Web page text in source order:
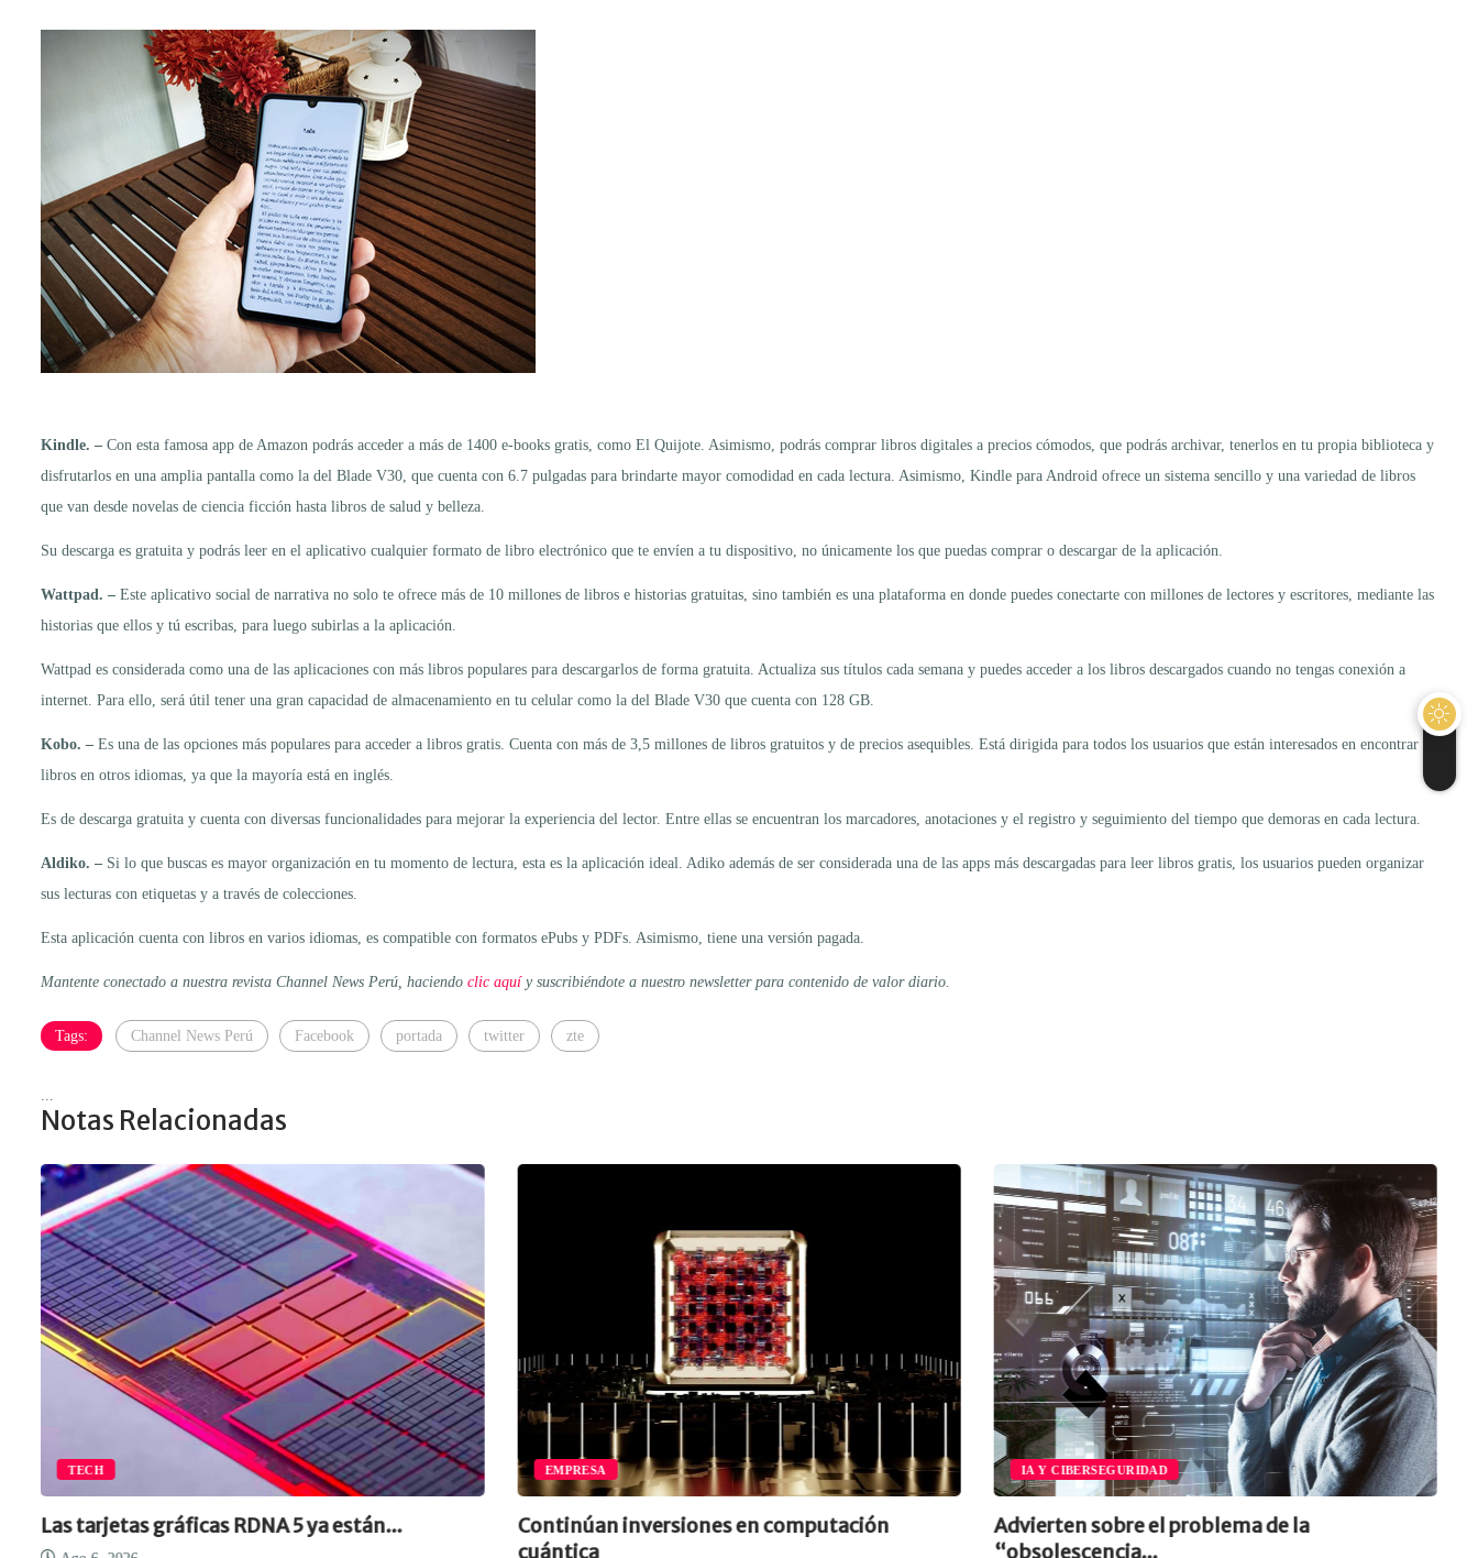
Kindle. – Con esta famosa app de Amazon podrás acceder a más de 1400 e-books gratis, como El Quijote. Asimismo, podrás comprar libros digitales a precios cómodos, que podrás archivar, tenerlos en tu propia biblioteca y
disfrutarlos en una amplia pantalla como la del Blade V30, que cuenta con 6.7 pulgadas para brindarte mayor comodidad en cada lectura. Asimismo, Kindle para Android ofrece un sistema sencillo y una variedad de libros
que van desde novelas de ciencia ficción hasta libros de salud y belleza.
Su descarga es gratuita y podrás leer en el aplicativo cualquier formato de libro electrónico que te envíen a tu dispositivo, no únicamente los que puedas comprar o descargar de la aplicación.
Wattpad . – Este aplicativo social de narrativa no solo te ofrece más de 10 millones de libros e historias gratuitas, sino también es una plataforma en donde puedes conectarte con millones de lectores y escritores, mediante las
historias que ellos y tú escribas, para luego subirlas a la aplicación.
Wattpad es considerada como una de las aplicaciones con más libros populares para descargarlos de forma gratuita. Actualiza sus títulos cada semana y puedes acceder a los libros descargados cuando no tengas conexión a
internet. Para ello, será útil tener una gran capacidad de almacenamiento en tu celular como la del Blade V30 que cuenta con 128 GB.
Kobo. – Es una de las opciones más populares para acceder a libros gratis. Cuenta con más de 3,5 millones de libros gratuitos y de precios asequibles. Está dirigida para todos los usuarios que están interesados en encontrar
libros en otros idiomas, ya que la mayoría está en inglés.
Es de descarga gratuita y cuenta con diversas funcionalidades para mejorar la experiencia del lector. Entre ellas se encuentran los marcadores, anotaciones y el registro y seguimiento del tiempo que demoras en cada lectura.
Aldiko. – Si lo que buscas es mayor organización en tu momento de lectura, esta es la aplicación ideal. Adiko además de ser considerada una de las apps más descargadas para leer libros gratis, los usuarios pueden organizar
sus lecturas con etiquetas y a través de colecciones.
Esta aplicación cuenta con libros en varios idiomas, es compatible con formatos ePubs y PDFs. Asimismo, tiene una versión pagada.
Mantente conectado a nuestra revista Channel News Perú, haciendo clic aquíy suscribiéndote a nuestro newsletter para contenido de valor diario.
Tags: Channel News Perú Facebook portada twitter zte
Notas Relacionadas
tarjetas gráficas RDNA 5 ya están...
EMPRESA
Continúan inversiones en computación
cuántica
IA Y CIBERSEGURIDAD
Advierten sobre el problema de la
“obsolescencia...